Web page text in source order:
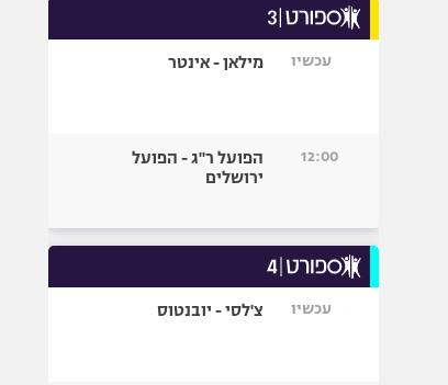
עכשיו מילאן - אינטר
12:00
הפועל ר"ג - הפועל
ירושלים
עכשיו צ'לסי - יובנטוס